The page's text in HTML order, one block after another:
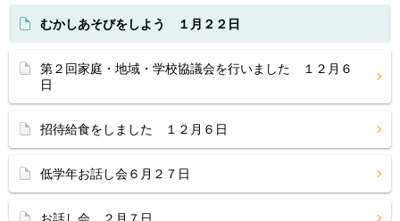
むかしあそびをしよう １月２２日
第２回家庭・地域・学校協議会を行いました １２月６
日
招待給食をしました １２月６日
低学年お話し会６月２７日